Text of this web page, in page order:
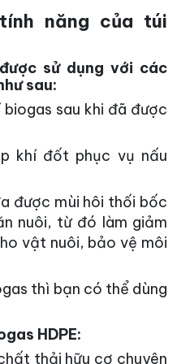
năng của túi
sử dụng với các
sau:
sau khi đã được
đốt phục vụ nấu
được mùi hôi thối bốc
nuôi, từ đó làm giảm
vật nuôi, bảo vệ môi
thì bạn có thể dùng
HDPE:
thải hữu cơ chuyên